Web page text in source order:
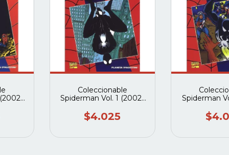
Coleccionable
Spiderman Vol. 1 (2002-
deagostini)
$4.025
Spiderman